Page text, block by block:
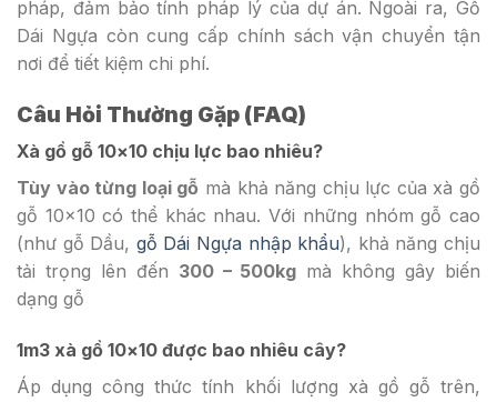
pháp, đảm bảo tính pháp lý của dự án. Ngoài ra, Gỗ
Dái Ngựa còn cung cấp chính sách vận chuyển tận
nơi để tiết kiệm chi phí.
Câu Hỏi Thường Gặp (FAQ)
Xà gồ gỗ 10×10 chịu lực bao nhiêu?
Tùy vào từng loại gỗ mà khả năng chịu lực của xà gồ
gỗ 10×10 có thể khác nhau. Với những nhóm gỗ cao
(như gỗ Dầu, gỗ Dái Ngựa nhập khẩu), khả năng chịu
tải trọng lên đến 300 – 500kg mà không gây biến
dạng gỗ
1m3 xà gồ 10×10 được bao nhiêu cây?
Áp dụng công thức tính khối lượng xà gồ gỗ trên,